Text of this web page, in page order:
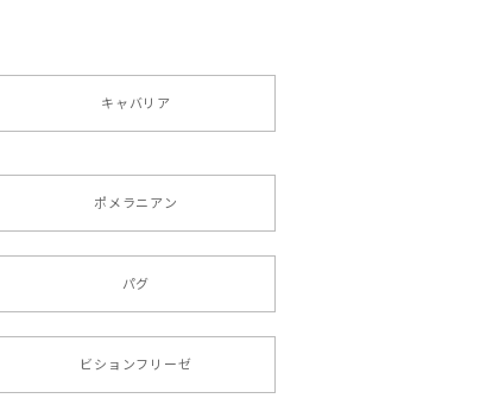
、商品の素敵さでチャラです。
応
キャバリア
ポメラニアン
パグ
ビションフリーゼ